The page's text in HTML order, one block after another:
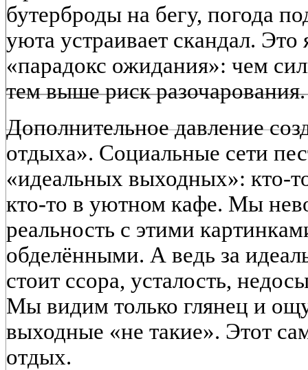
бутерброды на бегу, погода
уюта устраивает скандал. Это
«парадокс ожидания»: чем
тем выше риск разочарования.
Дополнительное давление
отдыха». Социальные сети
«идеальных выходных»: кто-
кто-то в уютном кафе. Мы
реальность с этими
обделёнными. А ведь за
стоит ссора, усталость,
Мы видим только глянец и
выходные «не такие». Этот
отдых.